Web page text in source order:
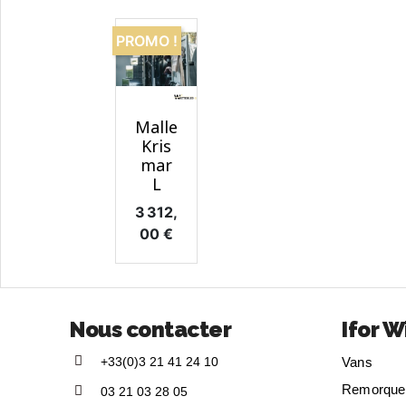
rapide
Malle
Kris
mar
L
Prix
3 312,
00 €
PROMO !
Nous contacter
+33(0)3 21 41 24 10
03 21 03 28 05
Ifor
Vans
Remorque